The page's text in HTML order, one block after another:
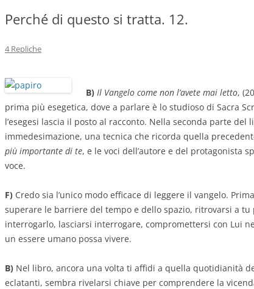
Perché di questo si tratta. 12.
4 Repliche
B) Il Vangelo come non l’avete mai letto,
prima più esegetica, dove a parlare è lo studioso di Sacra
l’esegesi lascia il posto al racconto. Nella seconda parte del
immedesimazione, una tecnica che ricorda quella
più importante di te, e le voci dell’autore e del protagonista
voce.
F) Credo sia l’unico modo efficace di leggere il vangelo.
superare le barriere del tempo e dello spazio, ritrovarsi a tu
interrogarlo, lasciarsi interrogare, compromettersi con Lui
un essere umano possa vivere.
B) Nel libro, ancora una volta ti affidi a quella quotidianità
eclatanti, sembra rivelarsi chiave per comprendere la